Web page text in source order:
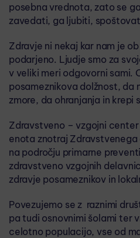
posebna vrednota, zato se
zavedati, ga ljubiti,
Zdravje ni nekaj kar nam je
podarjeno. Ljudje smo za
v veliki meri odgovorni sami.
posameznikova dolžnost, da
zmore, da ohranjanja in krepi
Zdravstveno – vzgojni
enota znotraj
na področju primarne
zdravstveno vzgojnih
zdravje posameznikov in
Povezujemo se z ​​ raznimi
pa tudi osnovnimi šolami ter
celotno populacijo, vse od